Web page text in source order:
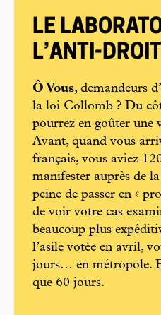
LE
L’ANTI-
Ô Vous, demandeurs
la loi Collomb ? Du
pourrez en goûter une
Avant, quand vous
français, vous aviez
manifester auprès de
peine de passer en «
de voir votre cas
beaucoup plus
l’asile votée en avril,
jours… en métropole.
que 60 jours.